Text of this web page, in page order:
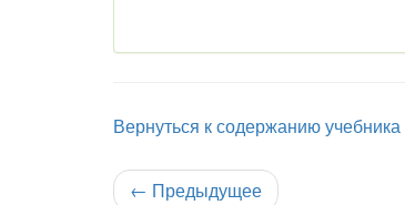
Вернуться к содержанию учебника
← Предыдущее